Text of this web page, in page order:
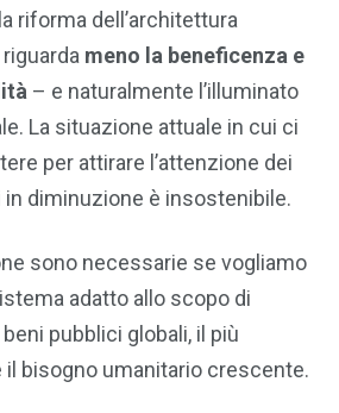
riforma dell’architettura
meno la beneficenza e
– e naturalmente l’illuminato
La situazione attuale in cui ci
per attirare l’attenzione dei
diminuzione è insostenibile.
sono necessarie se vogliamo
adatto allo scopo di
pubblici globali, il più
il bisogno umanitario crescente.